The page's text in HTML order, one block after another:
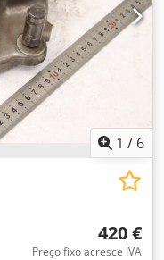
1 / 6
420 €
Preço fixo acresce IVA